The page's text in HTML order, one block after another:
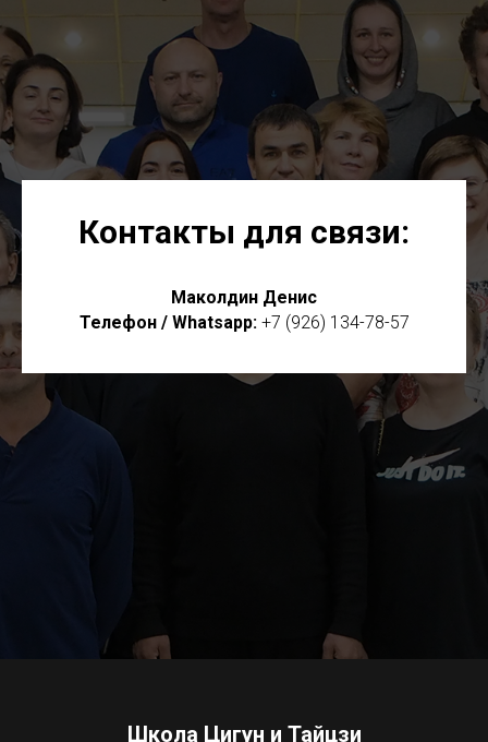
Контакты для связи:
Маколдин Денис
Телефон / Whatsapp: +7 (926) 134-78-57
Школа Цигун и Тайцзи